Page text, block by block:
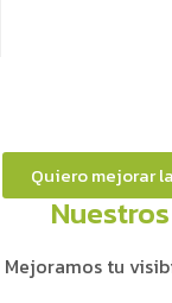
Quiero mejorar
Mejoramos tu